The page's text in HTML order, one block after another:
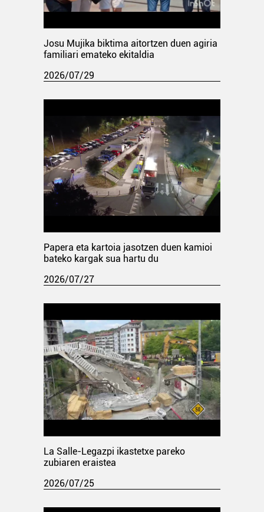
Josu Mujika biktima aitortzen duen agiria
familiari emateko ekitaldia
2026/07/29
Papera eta kartoia jasotzen duen kamioi
bateko kargak sua hartu du
2026/07/27
La Salle-Legazpi ikastetxe pareko
zubiaren eraistea
2026/07/25